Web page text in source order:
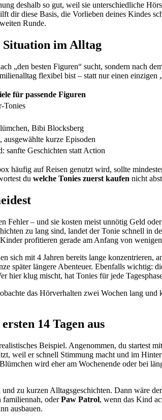
deshalb so gut, weil sie unterschiedliche
dir diese Basis, die Vorlieben deines Kindes
Runde.
Situation im Alltag
„den besten Figuren“ sucht, sondern nach
flexibel bist – statt nur einen
für passende Figuren
Tonies
Bibi Blocksberg
ausgewählte kurze Episoden
sanfte Geschichten statt Action
häufig auf Reisen genutzt wird, sollte
du welche Tonies zuerst kaufen nicht
Fehler – und sie kosten meist unnötig Geld
zu lang sind, landet der Tonie schnell in
profitieren gerade am Anfang von
mit 4 Jahren bereits lange konzentrieren,
später längere Abenteuer. Ebenfalls wichtig:
hier klug mischt, hat Tonies für jede
das Hörverhalten zwei Wochen lang und
14 Tagen aus
Beispiel. Angenommen, du startest
weil er schnell Stimmung macht und im
wird eher am Wochenende oder bei
zu kurzen Alltagsgeschichten. Dann wäre
familiennah, oderPaw Patrol, wenn das Kind
ausbauen.